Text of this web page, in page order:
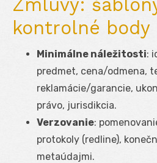
Zmluvy:
kontrolné body
Minimálne náležitosti:
predmet, cena/odmena,
reklamácie/garancie,
právo, jurisdikcia.
Verzovanie:
protokoly (redline),
metaúdajmi.